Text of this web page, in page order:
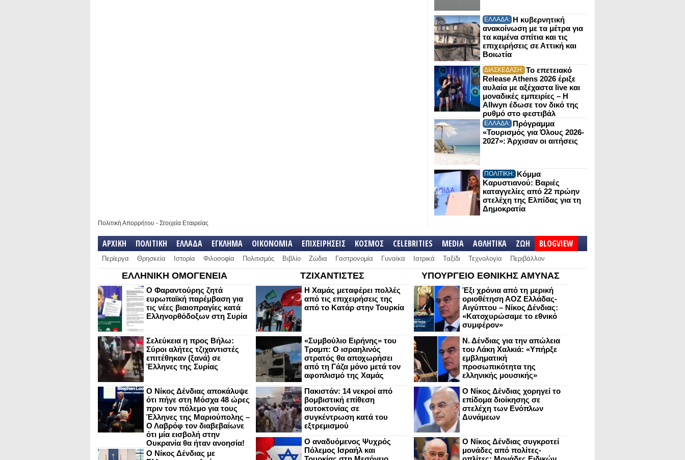
ΕΛΛΑΔΑ: Η κυβερνητική
ανακοίνωση με τα μέτρα για
τα καμένα σπίτια και τις
επιχειρήσεις σε Αττική και
Βοιωτία
ΔΙΑΣΚΕΔΑΣΗ: Το επετειακό
Release Athens 2026 έριξε
αυλαία με αξέχαστα live και
μοναδικές εμπειρίες – Η
Allwyn έδωσε τον δικό της
ρυθμό στο φεστιβάλ
ΕΛΛΑΔΑ: Πρόγραμμα
«Τουρισμός για Όλους 2026-
2027»: Άρχισαν οι αιτήσεις
ΠΟΛΙΤΙΚΗ: Κόμμα
Καρυστιανού: Βαριές
καταγγελίες από 22 πρώην
στελέχη της Ελπίδας για τη
Δημοκρατία
Πολιτική Απορρήτου - Στοιχεία Εταιρείας
ΑΡΧΙΚΗ ΠΟΛΙΤΙΚΗ ΕΛΛΑΔΑ ΕΓΚΛΗΜΑ ΟΙΚΟΝΟΜΙΑ ΕΠΙΧΕΙΡΗΣΕΙΣ ΚΟΣΜΟΣ CELEBRITIES MEDIA ΑΘΛΗΤΙΚΑ ΖΩΗ BLOGVIEW
Περίεργα Θρησκεία Ιστορία Φιλοσοφία Πολιτισμός Βιβλίο Ζώδια Γαστρονομία Γυναίκα Ιατρικά Ταξίδι Τεχνολογία Περιβάλλον
ΕΛΛΗΝΙΚΗ ΟΜΟΓΕΝΕΙΑ
Ο Φαραντούρης ζητά
ευρωπαϊκή παρέμβαση για
τις νέες βιαιοπραγίες κατά
Ελληνορθόδοξων στη Συρία
Σελεύκεια η προς Βήλω:
Σύροι αλήτες τζιχαντιστές
επιτέθηκαν (ξανά) σε
Έλληνες της Συρίας
Ο Νίκος Δένδιας αποκάλυψε
ότι πήγε στη Μόσχα 48 ώρες
πριν τον πόλεμο για τους
Έλληνες της Μαριούπολης –
Ο Λαβρόφ τον διαβεβαίωνε
ότι μία εισβολή στην
Ουκρανία θα ήταν ανοησία!
Ο Νίκος Δένδιας με
ΤΖΙΧΑΝΤΙΣΤΕΣ
Η Χαμάς μεταφέρει πολλές
από τις επιχειρήσεις της
από το Κατάρ στην Τουρκία
«Συμβούλιο Ειρήνης» του
Τραμπ: Ο ισραηλινός
στρατός θα αποχωρήσει
από τη Γάζα μόνο μετά τον
αφοπλισμό της Χαμάς
Πακιστάν: 14 νεκροί από
βομβιστική επίθεση
αυτοκτονίας σε
συγκέντρωση κατά του
εξτρεμισμού
Ο αναδυόμενος Ψυχρός
Πόλεμος Ισραήλ και
ΥΠΟΥΡΓΕΙΟ ΕΘΝΙΚΗΣ ΑΜΥΝΑΣ
Έξι χρόνια από τη μερική
οριοθέτηση ΑΟΖ Ελλάδας-
Αιγύπτου – Νίκος Δένδιας:
«Κατοχυρώσαμε το εθνικό
συμφέρον»
Ν. Δένδιας για την απώλεια
του Λάκη Χαλκιά: «Υπήρξε
εμβληματική
προσωπικότητα της
ελληνικής μουσικής»
Ο Νίκος Δένδιας χορηγεί το
επίδομα διοίκησης σε
στελέχη των Ενόπλων
Δυνάμεων
Ο Νίκος Δένδιας συγκροτεί
μονάδες από πολίτες-